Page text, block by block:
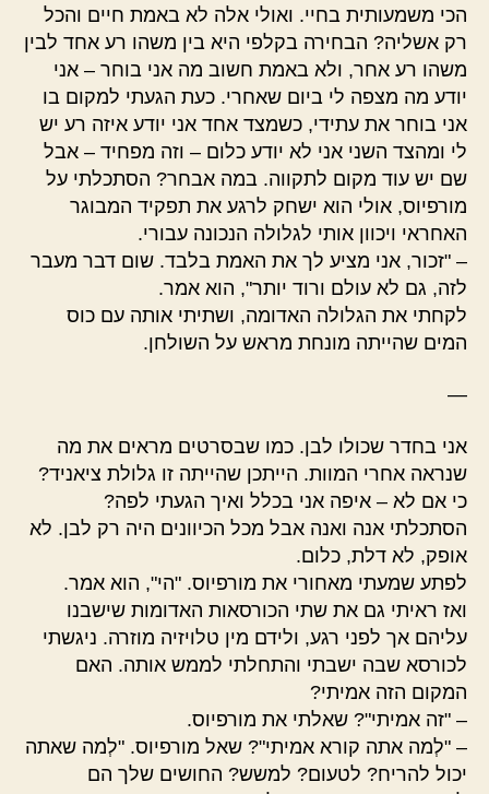
הכי משמעותית בחיי. ואולי אלה לא באמת חיים והכל
רק אשליה? הבחירה בקלפי היא בין משהו רע אחד לבין
משהו רע אחר, ולא באמת חשוב מה אני בוחר – אני
יודע מה מצפה לי ביום שאחרי. כעת הגעתי למקום בו
אני בוחר את עתידי, כשמצד אחד אני יודע איזה רע יש
לי ומהצד השני אני לא יודע כלום – וזה מפחיד – אבל
שם יש עוד מקום לתקווה. במה אבחר? הסתכלתי על
מורפיוס, אולי הוא ישחק לרגע את תפקיד המבוגר
האחראי ויכוון אותי לגלולה הנכונה עבורי.
– "זכור, אני מציע לך את האמת בלבד. שום דבר מעבר
לזה, גם לא עולם ורוד יותר", הוא אמר.
לקחתי את הגלולה האדומה, ושתיתי אותה עם כוס
המים שהייתה מונחת מראש על השולחן.
—
אני בחדר שכולו לבן. כמו שבסרטים מראים את מה
שנראה אחרי המוות. הייתכן שהייתה זו גלולת ציאניד?
כי אם לא – איפה אני בכלל ואיך הגעתי לפה?
הסתכלתי אנה ואנה אבל מכל הכיוונים היה רק לבן. לא
אופק, לא דלת, כלום.
לפתע שמעתי מאחורי את מורפיוס. "הי", הוא אמר.
ואז ראיתי גם את שתי הכורסאות האדומות שישבנו
עליהם אך לפני רגע, ולידם מין טלויזיה מוזרה. ניגשתי
לכורסא שבה ישבתי והתחלתי לממש אותה. האם
המקום הזה אמיתי?
– "זה אמיתי"? שאלתי את מורפיוס.
– "לְמה אתה קורא אמיתי"? שאל מורפיוס. "לְמה שאתה
יכול להריח? לטעום? למשש? החושים שלך הם